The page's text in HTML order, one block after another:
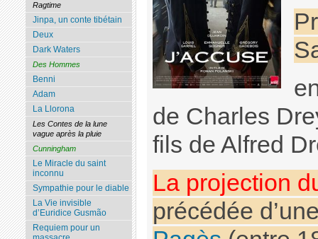
de Charles
fils de Alfred
La projection
précédée
Ragtime
Jinpa, un conte tibétain
Deux
Dark Waters
Des Hommes
Benni
Adam
La Llorona
Les Contes de la lune
vague après la pluie
Cunningham
Le Miracle du saint
inconnu
Sympathie pour le diable
La Vie invisible
d’Euridice Gusmão
Requiem pour un